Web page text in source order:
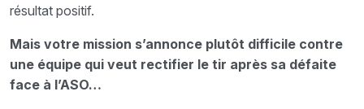
résultat positif.
Mais votre mission s’annonce plutôt difficile contre
une équipe qui veut rectifier le tir après sa défaite
face à l’ASO…